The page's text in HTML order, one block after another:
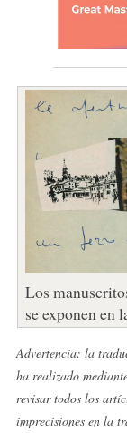
Los
se exponen en
Advertencia: la
ha realizado
revisar todos los
imprecisiones en la